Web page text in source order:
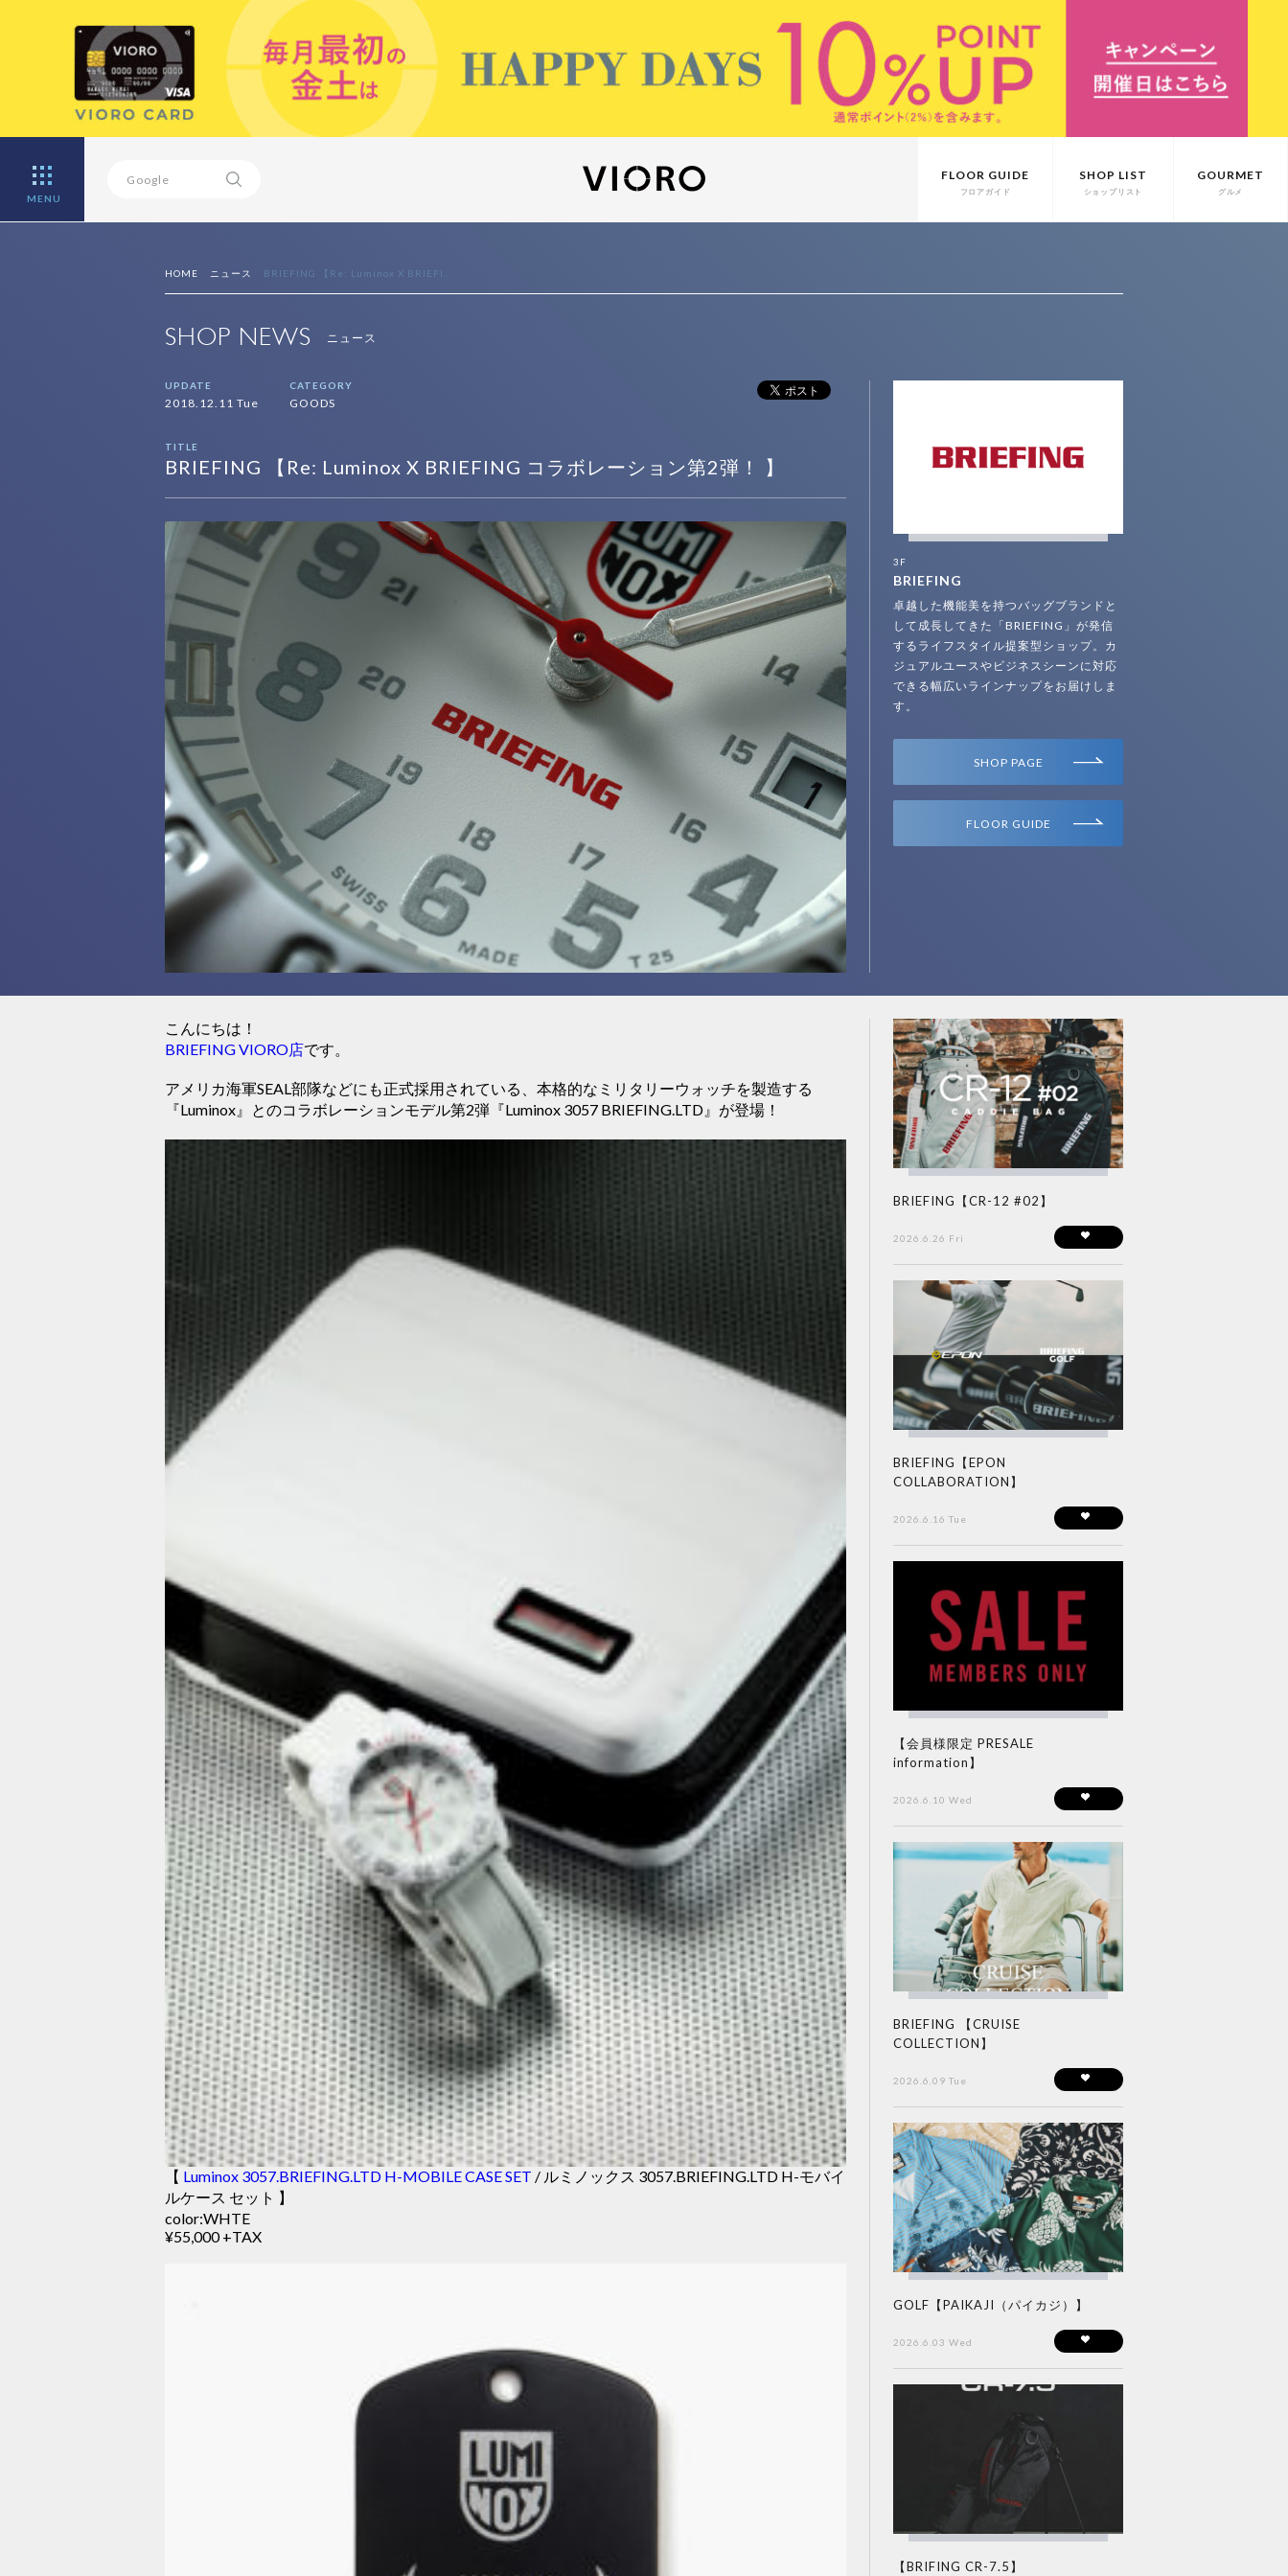
MENU
FLOOR GUIDE
フロアガイド
SHOP LIST
ショップリスト
GOURMET
グルメ
HOME ニュース BRIEFING 【Re: Luminox X BRIEFI...
SHOP NEWS ニュース
UPDATE
2018.12.11 Tue
CATEGORY
GOODS
TITLE
BRIEFING 【Re: Luminox X BRIEFING コラボレーション第2弾！ 】
3F
BRIEFING
卓越した機能美を持つバッグブランドと
して成長してきた「BRIEFING」が発信
するライフスタイル提案型ショップ。カ
ジュアルユースやビジネスシーンに対応
できる幅広いラインナップをお届けしま
す。
SHOP PAGE
FLOOR GUIDE
こんにちは！
BRIEFING VIORO店です。
アメリカ海軍SEAL部隊などにも正式採用されている、本格的なミリタリーウォッチを製造する
『Luminox』とのコラボレーションモデル第2弾『Luminox 3057 BRIEFING.LTD』が登場！
【 Luminox 3057.BRIEFING.LTD H-MOBILE CASE SET / ルミノックス 3057.BRIEFING.LTD H-モバイ
ルケース セット 】
color:WHTE
¥55,000 +TAX
BRIEFING【CR-12 #02】
2026.6.26 Fri
BRIEFING【EPON
COLLABORATION】
2026.6.16 Tue
【会員様限定 PRESALE
information】
2026.6.10 Wed
BRIEFING 【CRUISE
COLLECTION】
2026.6.09 Tue
GOLF【PAIKAJI（パイカジ）】
2026.6.03 Wed
【BRIFING CR-7.5】